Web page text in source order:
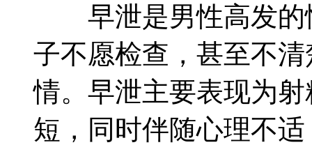
早泄是男性高发的
子不愿检查，甚至不
情。早泄主要表现为
短，同时伴随心理不